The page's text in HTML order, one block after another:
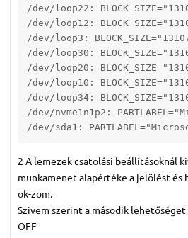
/dev/loop22:
/dev/loop12:
/dev/loop3:
/dev/loop30:
/dev/loop20:
/dev/loop10:
/dev/loop34:
/dev/nvme1n1p2:
/dev/sda1:
2 A lemezek csatolási beállításoknál
munkamenet alapértéke a jelölést és
ok-zom.
Szivem szerint a második lehetőséget
OFF